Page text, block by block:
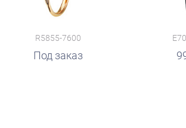
R5855-7600
Под заказ
руб.